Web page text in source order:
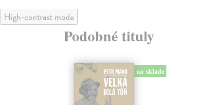
High-contrast mode
Podobné tituly